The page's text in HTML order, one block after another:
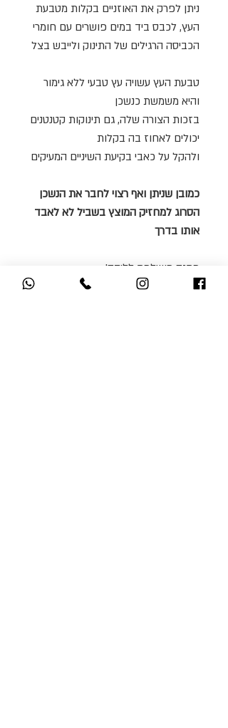
ניתן לפרק את האוזניים בקלות מטבעת
העץ, לכבס ביד במים פושרים עם חומרי
הכביסה הרגילים של התינוק ולייבש בצל
טבעת העץ עשויה עץ טבעי ללא גימור
והיא משמשת כנשכן
בזכות הצורה שלה, גם תינוקות קטנטנים
יכולים לאחוז בה בקלות
ולהקל על כאבי בקיעת השיניים המעיקים
כמובן שניתן ואף רצוי לחבר את הנשכן
הסרוג למחזיק המוצץ בשביל לא לאבד
אותו בדרך
מתנה מושלמת ללידה!